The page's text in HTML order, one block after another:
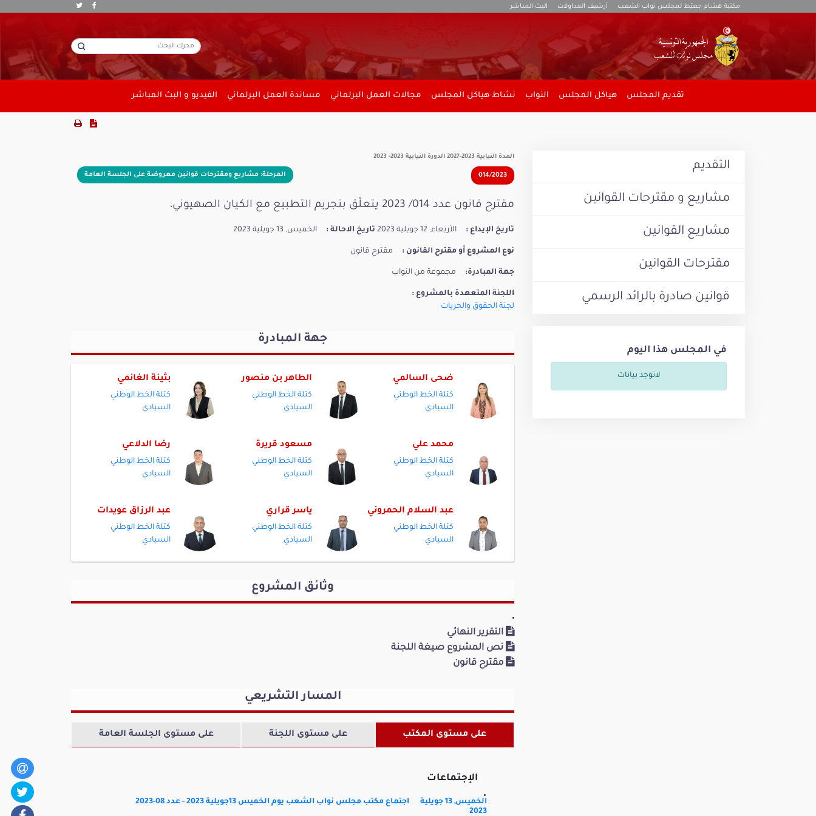
مكتبة هشام جعيّط لمجلس نواب الشعب أرشيف المداولات البث المباشر
تقديم المجلس هياكل المجلس النواب نشاط هياكل المجلس مجالات العمل البرلماني مساندة العمل البرلماني الفيديو و البث المباشر
التقديم
مشاريع و مقترحات القوانين
مشاريع القوانين
مقترحات القوانين
قوانين صادرة بالرائد الرسمي
في المجلس هذا اليوم
لاتوجد بيانات
المدة النيابية 2023-2027 الدورة النيابية 2023- 2023
014/2023 المرحلة: مشاريع ومقترحات قوانين معروضة على الجلسة العامة
مقترح قانون عدد 014/ 2023 يتعلّق بتجريم التطبيع مع الكيان الصهيوني،
تاريخ الإيداع : الأربعاء, 12 جويلية 2023 تاريخ الاحالة : الخميس, 13 جويلية 2023
نوع المشروع أو مقترح القانون : مقترح قانون
جهة المبادرة: مجموعة من النواب
اللجنة المتعهدة بالمشروع :
لجنة الحقوق والحريات
جهة المبادرة
ضحى السالمي
كتلة الخط الوطني
السيادي
الطاهر بن منصور
كتلة الخط الوطني
السيادي
بثينة الغانمي
كتلة الخط الوطني
السيادي
محمد علي
كتلة الخط الوطني
السيادي
مسعود قريرة
كتلة الخط الوطني
السيادي
رضا الدلاعي
كتلة الخط الوطني
السيادي
عبد السلام الحمروني
كتلة الخط الوطني
السيادي
ياسر قراري
كتلة الخط الوطني
السيادي
عبد الرزاق عويدات
كتلة الخط الوطني
السيادي
يوسف الطرشون
كتلة الخط الوطني
غير المنتمين إلى كتل
علي بوزوزية
وثائق المشروع
التقرير النهائي
نص المشروع صيغة اللجنة
مقترح قانون
المسار التشريعي
على مستوى المكتب على مستوى اللجنة على مستوى الجلسة العامة
الإجتماعات
الخميس, 13 جويلية
2023
اجتماع مكتب مجلس نواب الشعب يوم الخميس 13جويلية 2023 - عدد 08-2023